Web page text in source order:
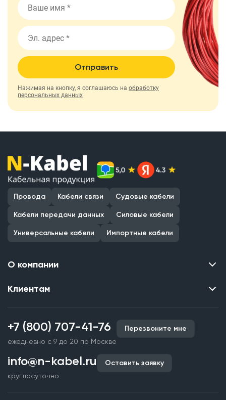
Отправить
Нажимая на кнопку, я соглашаюсь на обработку
персональных данных
Провода Кабели связи Судовые кабели
Кабели передачи данных Силовые кабели
Универсальные кабели Импортные кабели
О компании
Контакты
Наши объекты
Партнерство
Документы и реквизиты
Клиентам
Производство кабельной продукции
Срочное изготовление
Оплата и доставка
Гарантия качества
+7 (800) 707-41-76
ежедневно с 9 до 20 по Москве
Перезвоните мне
info@n-kabel.ru
круглосуточно
Оставить заявку